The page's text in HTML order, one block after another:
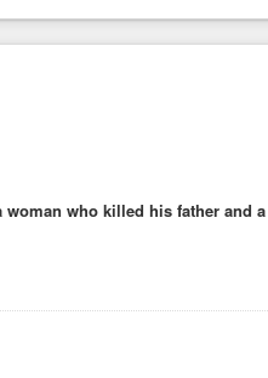
woman who killed his father and